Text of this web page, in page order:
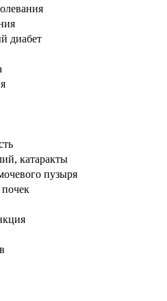
диабет
катаракты
пузыря